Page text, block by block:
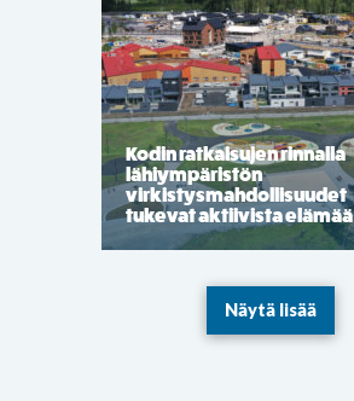
Kodin ratkaisujen rinnalla
lähiympäristön
virkistysmahdollisuudet
tukevat aktiivista elämää
Näytä lisää